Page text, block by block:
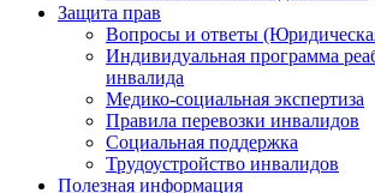
Защита прав
Вопросы и ответы
Индивидуальная программа
инвалида
Медико-социальная экспертиза
Правила перевозки инвалидов
Социальная поддержка
Трудоустройство инвалидов
Полезная информация